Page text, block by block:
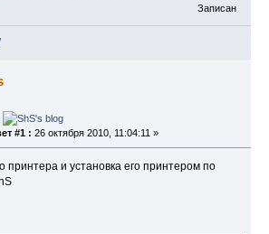
Записан
#1 : 26 октября 2010, 11:04:11 »
принтера и установка его принтером по